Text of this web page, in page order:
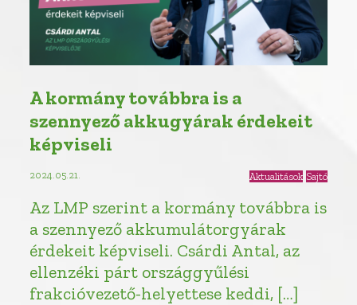
A kormány továbbra is a
szennyező akkugyárak érdekeit
képviseli
2024.05.21. Aktualitások Sajtó
Az LMP szerint a kormány továbbra is
a szennyező akkumulátorgyárak
érdekeit képviseli. Csárdi Antal, az
ellenzéki párt országgyűlési
frakcióvezető-helyettese keddi, […]